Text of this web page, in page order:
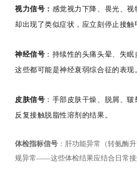
视力信号： 感觉视力下降、畏光、
却出现了类似症状，应立刻停止接触
神经信号 ：持续性的头痛头晕、失
这些都可能是神经衰弱综合征的表现
皮肤信号 ：手部皮肤干燥、脱屑、
反复接触脱脂性溶剂的结果。
体检指标信号 ：肝功能异常（转氨酶
规异常——这些体检结果应结合日常接